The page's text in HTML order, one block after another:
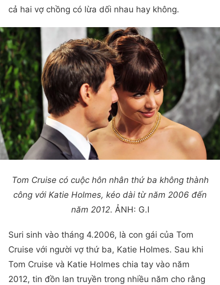
cả hai vợ chồng có lừa dối nhau hay không.
Tom Cruise có cuộc hôn nhân thứ ba không thành
công với Katie Holmes, kéo dài từ năm 2006 đến
năm 2012. ẢNH: G.I
Suri sinh vào tháng 4.2006, là con gái của Tom
Cruise với người vợ thứ ba, Katie Holmes. Sau khi
Tom Cruise và Katie Holmes chia tay vào năm
2012, tin đồn lan truyền trong nhiều năm cho rằng